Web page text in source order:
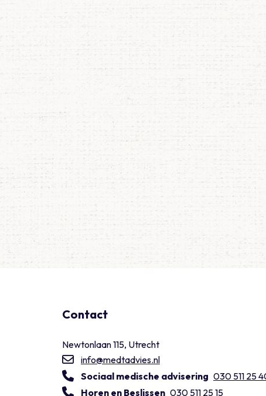
Contact
Newtonlaan 115, Utrecht
info@medtadvies.nl
Sociaal medische advisering 030 511 25
Horen en Beslissen 030 511 25 15